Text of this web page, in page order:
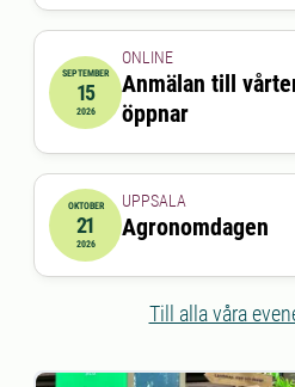
2026-09-15 00:00:00
SEPTEMBER
15
2026
ONLINE
Anmälan till
öppnar
2026-10-21 11:00:00till
OKTOBER
21
2026
UPPSALA
Agronomdagen
Till alla våra